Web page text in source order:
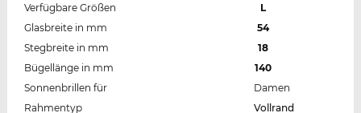
Verfügbare Größen
L
Glasbreite in mm
54
Stegbreite in mm
18
Bügellänge in mm
140
Sonnenbrillen für
Damen
Rahmentyp
Vollrand